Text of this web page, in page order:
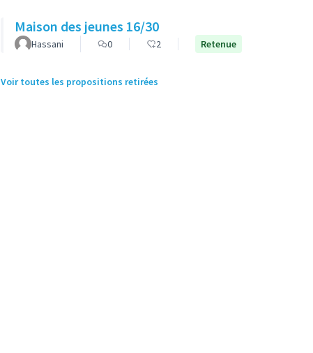
Maison des jeunes 16/30
Hassani 0 2 Retenue
Voir toutes les propositions retirées